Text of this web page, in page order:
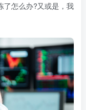
了怎么办?又或是，我